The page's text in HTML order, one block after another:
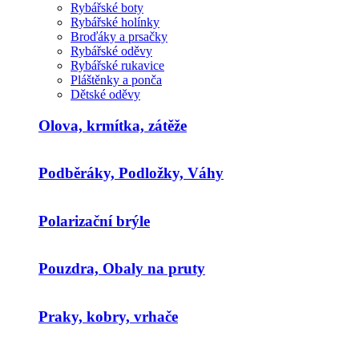
Rybářské boty
Rybářské holínky
Broďáky a prsačky
Rybářské oděvy
Rybářské rukavice
Pláštěnky a ponča
Dětské oděvy
Olova, krmítka, zátěže
Podběráky, Podložky, Váhy
Polarizační brýle
Pouzdra, Obaly na pruty
Praky, kobry, vrhače